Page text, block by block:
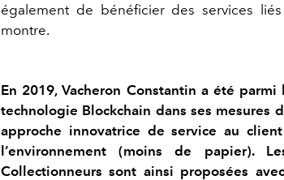
également de bénéficier des services
montre.
En 2019, Vacheron Constantin a été
technologie Blockchain dans ses mesures
approche innovatrice de service au
l’environnement (moins de papier).
Collectionneurs sont ainsi proposées